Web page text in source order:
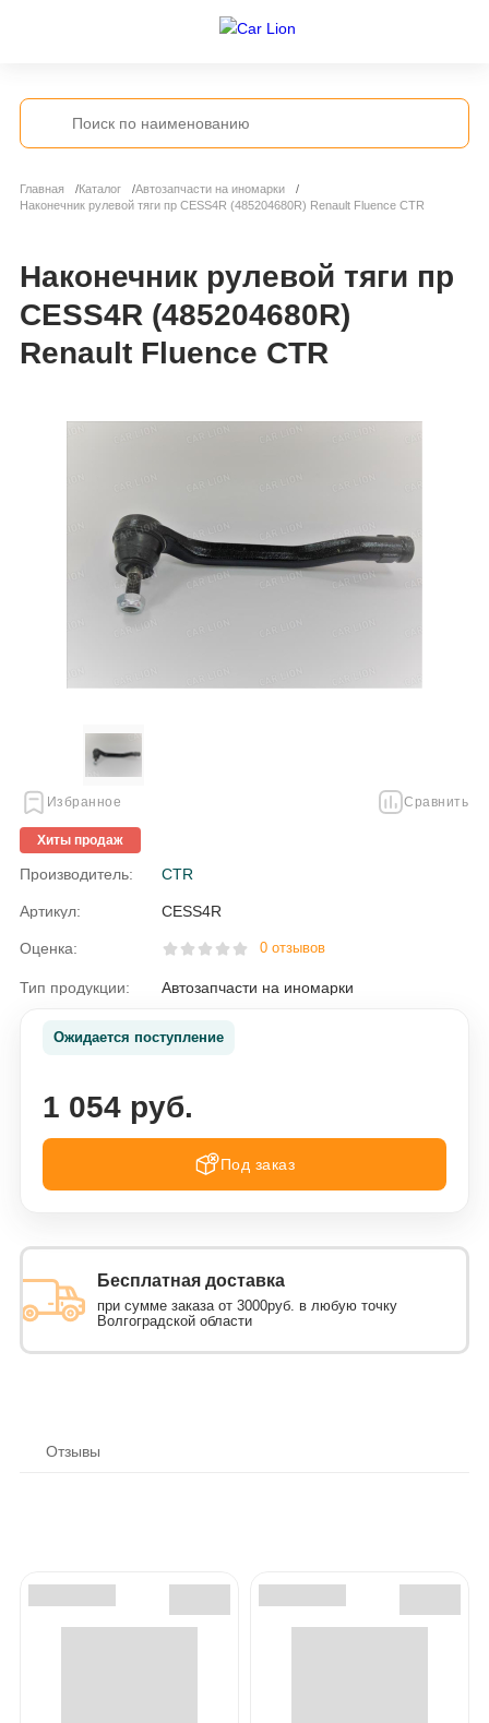
Главная Каталог
Автозапчасти на иномарки
Наконечник рулевой тяги пр CESS4R (485204680R) Renault Fluence CTR
Наконечник рулевой тяги пр
CESS4R (485204680R)
Renault Fluence CTR
Избранное Сравнить
Хиты продаж
Производитель: CTR
Артикул: CESS4R
Оценка: 0 отзывов
Тип продукции: Автозапчасти на иномарки
Ожидается поступление
1 054 руб.
Под заказ
Бесплатная доставка
при сумме заказа от 3000руб. в любую точку
Волгоградской области
Отзывы